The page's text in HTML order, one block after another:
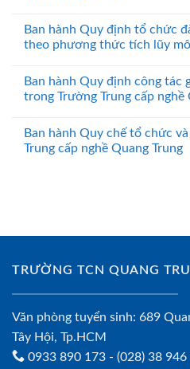
Ban hành Quy định tổ chức
theo phương thức tích lũy
Ban hành Quy định công tác
trong Trường Trung cấp nghề
Ban hành Quy chế tổ chức
Trung cấp nghề Quang Trung
TRƯỜNG TCN QUANG
Văn phòng tuyển sinh: 689
Tây Hội, Tp.HCM
0933 890 173 - (028) 38 946